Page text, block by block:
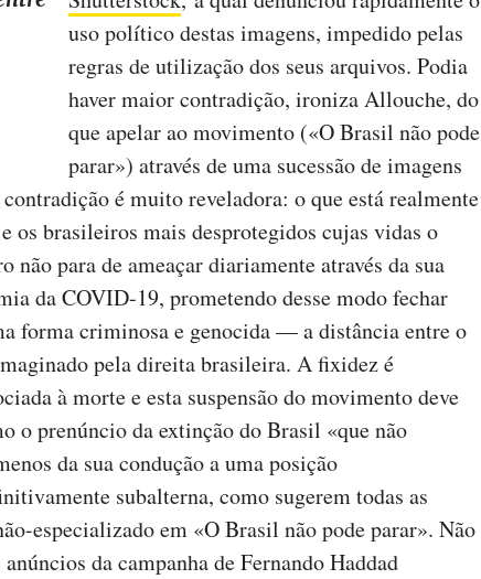
uso político destas imagens, impedido pelas
regras de utilização dos seus arquivos. Podia
haver maior contradição, ironiza Allouche, do
que apelar ao movimento («O Brasil não pode
parar») através de uma sucessão de imagens
é muito reveladora: o que está realmente
os brasileiros mais desprotegidos cujas vidas o
não para de ameaçar diariamente através da sua
da COVID-19, prometendo desse modo fechar
forma criminosa e genocida — a distância entre o
pela direita brasileira. A fixidez é
à morte e esta suspensão do movimento deve
o prenúncio da extinção do Brasil «que não
da sua condução a uma posição
subalterna, como sugerem todas as
especializado em «O Brasil não pode parar». Não
da campanha de Fernando Haddad